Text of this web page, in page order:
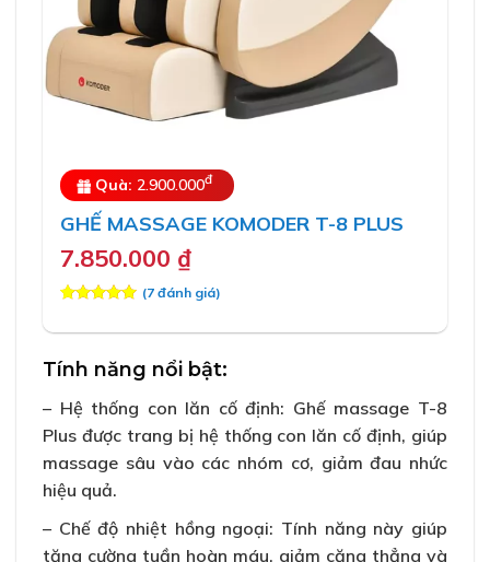
Quà: 2.900.000đ
GHẾ MASSAGE KOMODER T-8 PLUS
7.850.000 ₫
dựa trên
(7đánh giá)
Tính năng nổi bật:
– Hệ thống con lăn cố định: Ghế massage T-8
Plus được trang bị hệ thống con lăn cố định, giúp
massage sâu vào các nhóm cơ, giảm đau nhức
hiệu quả.
– Chế độ nhiệt hồng ngoại: Tính năng này giúp
tăng cường tuần hoàn máu, giảm căng thẳng và